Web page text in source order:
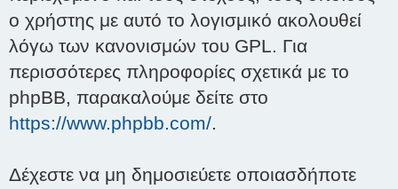
ο χρήστης με αυτό το λογισμικό ακολουθεί
λόγω των κανονισμών του GPL. Για
περισσότερες πληροφορίες σχετικά με το
phpBB, παρακαλούμε δείτε στο
https://www.phpbb.com/.
Δέχεστε να μη δημοσιεύετε οποιασδήποτε